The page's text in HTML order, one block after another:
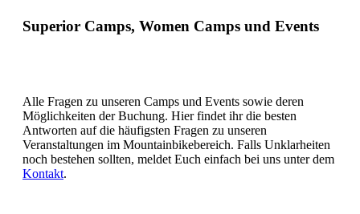
Superior Camps, Women Camps und Events
Alle Fragen zu unseren Camps und Events sowie deren
Möglichkeiten der Buchung. Hier findet ihr die besten
Antworten auf die häufigsten Fragen zu unseren
Veranstaltungen im Mountainbikebereich. Falls Unklarheiten
noch bestehen sollten, meldet Euch einfach bei uns unter dem
Kontakt.